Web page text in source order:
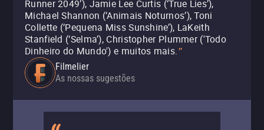
Runner 2049’), Jamie Lee Curtis (‘True Lies’),
Michael Shannon (‘Animais Noturnos’), Toni
Collette (‘Pequena Miss Sunshine’), LaKeith
Stanfield (‘Selma’), Christopher Plummer ('Todo
Dinheiro do Mundo') e muitos mais."
Filmelier
As nossas sugestões